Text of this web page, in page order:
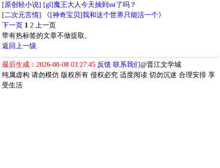
[原创轻小说] [gl]魔王大人今天抽到ssr了吗？
[二次元言情]
《[神奇宝贝]我和这个世界只能活一个》
下一页 1 2 上一页
带有热标签的文章不做提取。
返回上一级
最后生成：2026-08-08 03:27:45 反馈 联系我们@晋江文学城
纯属虚构 请勿模仿 版权所有 侵权必究 适度阅读 切勿沉迷 合理安排 享
受生活